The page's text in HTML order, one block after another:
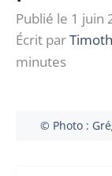
Publié le 1 juin
Écrit par
minutes
© Photo :